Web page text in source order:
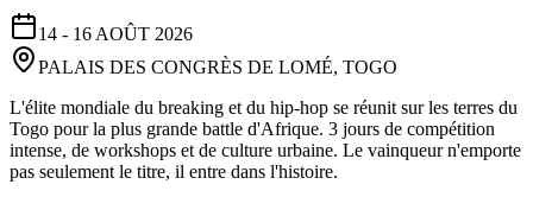
14 - 16 AOÛT 2026
PALAIS DES CONGRÈS DE LOMÉ, TOGO
L'élite mondiale du breaking et du hip-hop se réunit sur les terres du
Togo pour la plus grande battle d'Afrique. 3 jours de compétition
intense, de workshops et de culture urbaine. Le vainqueur n'emporte
pas seulement le titre, il entre dans l'histoire.